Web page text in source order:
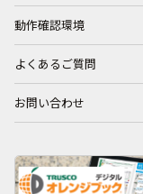
動作確認環境
よくあるご質問
お問い合わせ